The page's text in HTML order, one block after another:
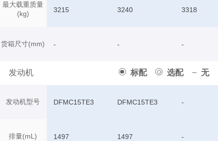
最大载重质量
(kg)
货箱尺寸(mm)
发动机 标配 选配 无
发动机型号
排量(mL)
3215 3240 3318
- - -
DFMC15TE3 DFMC15TE3 -
1497 1497 -